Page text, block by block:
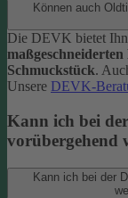
Können auch
Die DEVK bietet
Schmuckstück.
Unsere DEVK-
Kann ich bei
vorübergehend
Kann ich bei der